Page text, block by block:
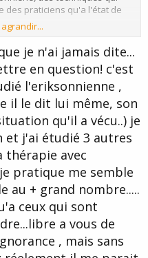
des praticiens qu'a l'état de
que nous, mais M.
vous avouez que lui aussi
pas très courtois et d'un
d'un hypnothérapeute.
remonter le niveau, en
donner des leçons et
possible mais dire que ce
pour les clients ce n’est pas
clients témoignent et ne
écrivez.
directifs. D’autres
mais vous avez l’air de vous
au plus grand nombre de
jugements, remettez vous en
les hypnothérapeutes en
je n'ai jamais dite...
en question! c'est
l'eriksonnienne ,
il le dit lui même, son
qu'il a vécu..) je
et j'ai étudié 3 autres
thérapie avec
pratique me semble
au + grand nombre.....
ceux qui sont
a vous de
, mais sans